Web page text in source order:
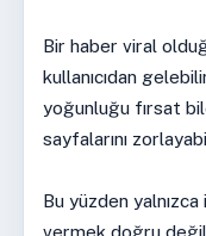
Bir haber viral
kullanıcıdan
yoğunluğu fırsat
sayfalarını
Bu yüzden yalnızca
vermek doğru